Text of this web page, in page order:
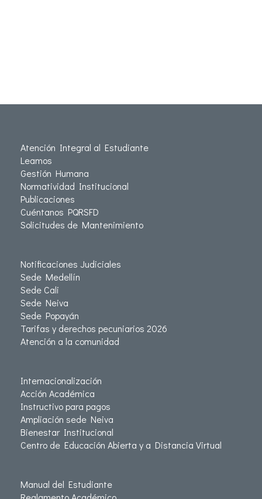
Atención Integral al Estudiante
Leamos
Gestión Humana
Normatividad Institucional
Publicaciones
Cuéntanos PQRSFD
Solicitudes de Mantenimiento
Notificaciones Judiciales
Sede Medellín
Sede Cali
Sede Neiva
Sede Popayán
Tarifas y derechos pecuniarios 2026
Atención a la comunidad
Internacionalización
Acción Académica
Instructivo para pagos
Ampliación sede Neiva
Bienestar Institucional
Centro de Educación Abierta y a Distancia Virtual
Manual del Estudiante